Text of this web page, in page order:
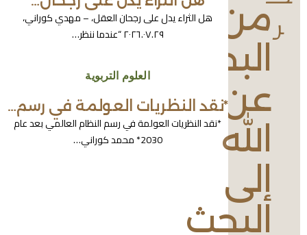
ر من
البحث
عن
الله
إلى
البحث
هل الثراء يدل على رجحان العقل، – مهدي كوراني،
٢٠٢٦.٠٧.٢٩ “عندما ننظر…
العلوم التربوية
*نقد النظريات العولمة في رسم…
*نقد النظريات العولمة في رسم النظام العالمي بعد عام
2030* محمد كوراني…